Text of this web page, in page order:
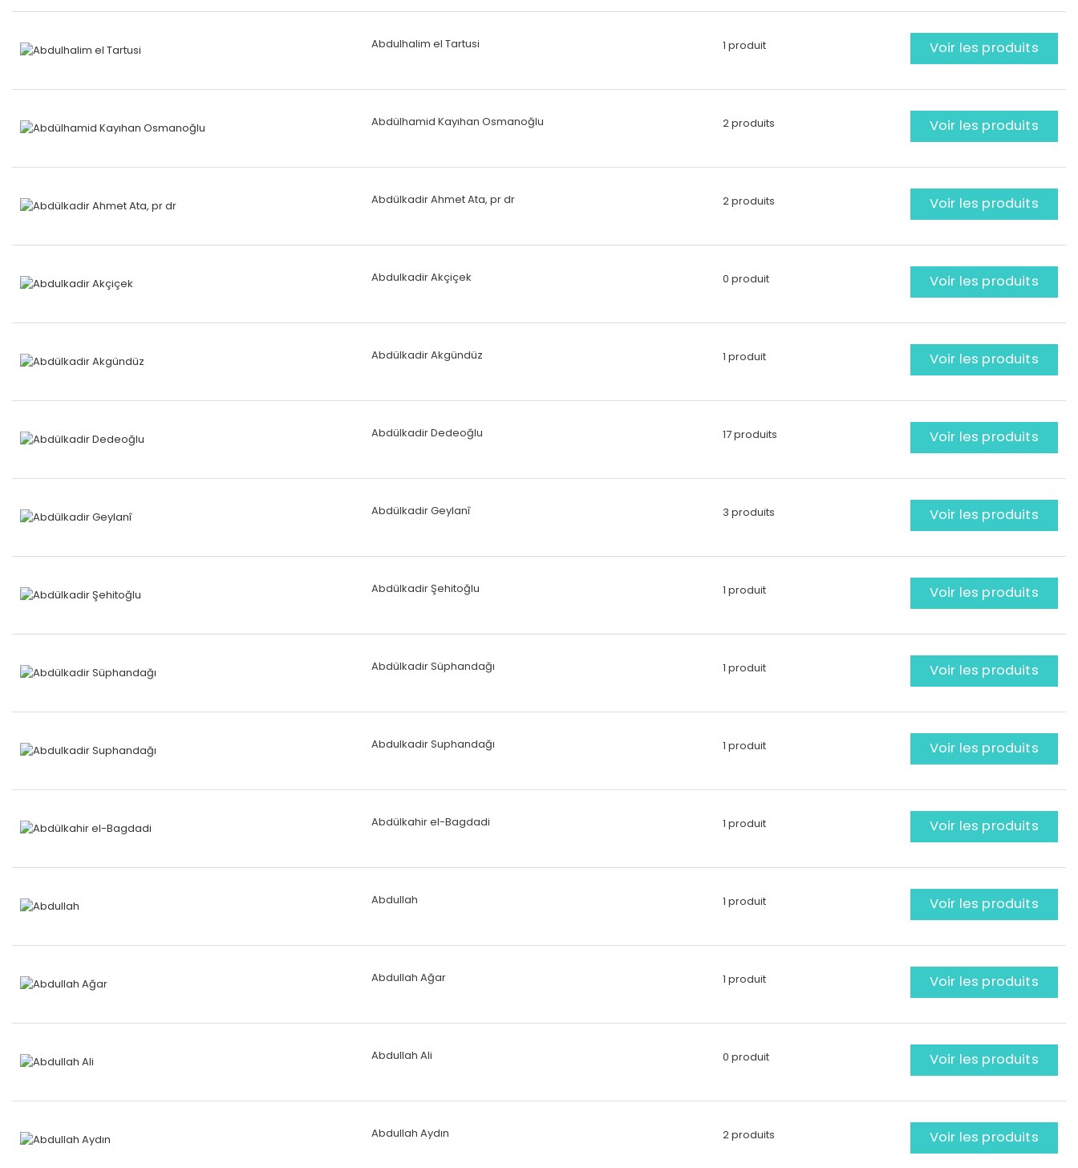
Abdulhalim el Tartusi 1 produit Voir les produits
Abdülhamid Kayıhan Osmanoğlu 2 produits Voir les produits
Abdülkadir Ahmet Ata, pr dr 2 produits Voir les produits
Abdulkadir Akçiçek 0 produit Voir les produits
Abdülkadir Akgündüz 1 produit Voir les produits
Abdülkadir Dedeoğlu 17 produits Voir les produits
Abdülkadir Geylanî 3 produits Voir les produits
Abdülkadir Şehitoğlu 1 produit Voir les produits
Abdülkadir Süphandağı 1 produit Voir les produits
Abdulkadir Suphandağı 1 produit Voir les produits
Abdülkahir el-Bagdadi 1 produit Voir les produits
Abdullah 1 produit Voir les produits
Abdullah Ağar 1 produit Voir les produits
Abdullah Ali 0 produit Voir les produits
Abdullah Aydın 2 produits Voir les produits